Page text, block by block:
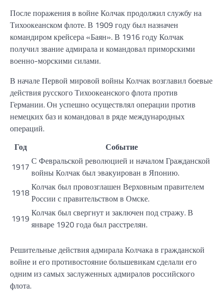
После поражения в войне Колчак продолжил службу на
Тихоокеанском флоте. В 1909 году был назначен
командиром крейсера «Баян». В 1916 году Колчак
получил звание адмирала и командовал приморскими
военно-морскими силами.
В начале Первой мировой войны Колчак возглавил боевые
действия русского Тихоокеанского флота против
Германии. Он успешно осуществлял операции против
немецких баз и командовал в ряде международных
операций.
Год
Событие
1917 С Февральской революцией и началом Гражданской
войны Колчак был эвакуирован в Японию.
1918Колчак был провозглашен Верховным правителем
России с правительством в Омске.
1919 Колчак был свергнут и заключен под стражу. В
январе 1920 года был расстрелян.
Решительные действия адмирала Колчака в гражданской
войне и его противостояние большевикам сделали его
одним из самых заслуженных адмиралов российского
флота.